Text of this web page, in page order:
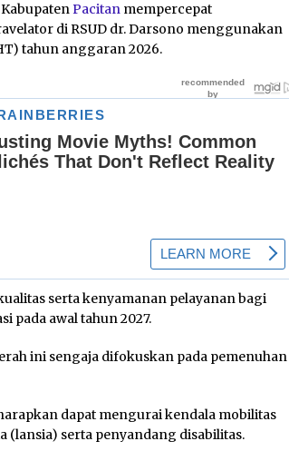
Pacitan mempercepat
di RSUD dr. Darsono menggunakan
tahun anggaran 2026.
serta kenyamanan pelayanan bagi
pada awal tahun 2027.
ini sengaja difokuskan pada pemenuhan
dapat mengurai kendala mobilitas
(lansia) serta penyandang disabilitas.